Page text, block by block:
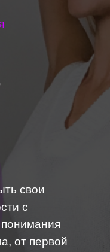
свои
с
от первой